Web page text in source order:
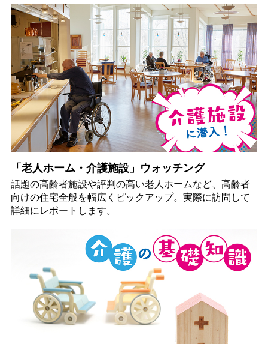
「老人ホーム・介護施設」ウォッチング
話題の高齢者施設や評判の高い老人ホームなど、高齢者
向けの住宅全般を幅広くピックアップ。実際に訪問して
詳細にレポートします。